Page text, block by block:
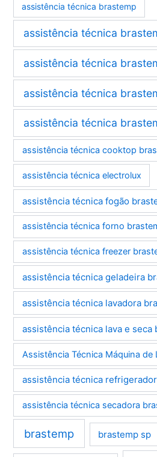
assistência técnica brastemp
assistência técnica
assistência técnica
assistência técnica
assistência técnica
assistência técnica cooktop
assistência técnica electrolux
assistência técnica fogão
assistência técnica forno
assistência técnica freezer
assistência técnica geladeira
assistência técnica lavadora
assistência técnica lava e seca
Assistência Técnica Máquina de
assistência técnica
assistência técnica secadora
brastemp brastemp sp